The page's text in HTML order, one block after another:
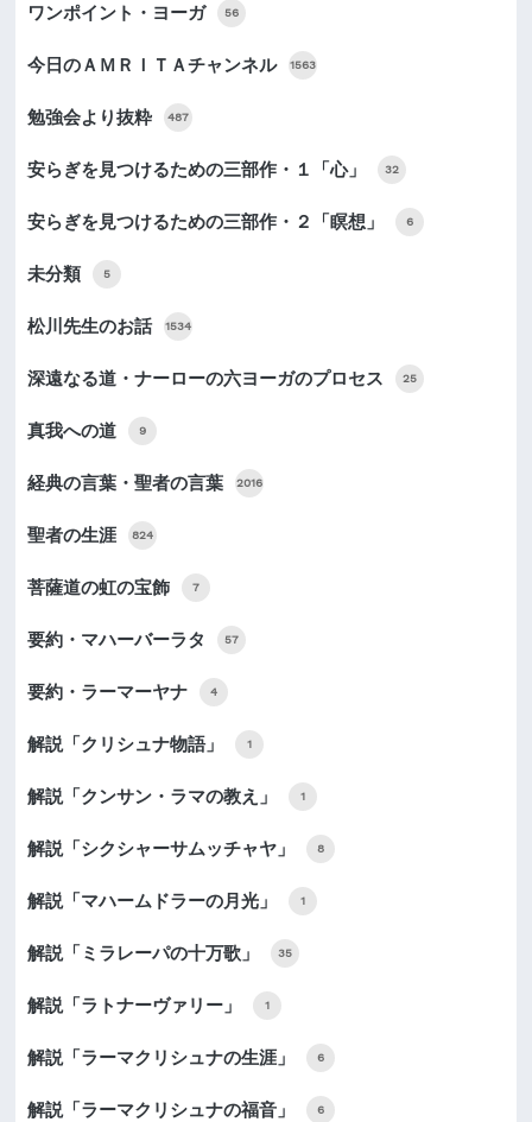
ワンポイント・ヨーガ 56
今日のＡＭＲＩＴＡチャンネル 1563
勉強会より抜粋 487
安らぎを見つけるための三部作・１「心」 32
安らぎを見つけるための三部作・２「瞑想」 6
未分類 5
松川先生のお話 1534
深遠なる道・ナーローの六ヨーガのプロセス 25
真我への道 9
経典の言葉・聖者の言葉 2016
聖者の生涯 824
菩薩道の虹の宝飾 7
要約・マハーバーラタ 57
要約・ラーマーヤナ 4
解説「クリシュナ物語」 1
解説「クンサン・ラマの教え」 1
解説「シクシャーサムッチャヤ」 8
解説「マハームドラーの月光」 1
解説「ミラレーパの十万歌」 35
解説「ラトナーヴァリー」 1
解説「ラーマクリシュナの生涯」 6
解説「ラーマクリシュナの福音」 6